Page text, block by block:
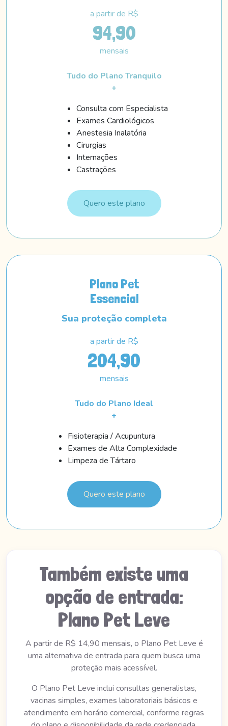
a partir de R$
94,90
mensais
Tudo do Plano Tranquilo
+
Consulta com Especialista
Exames Cardiológicos
Anestesia Inalatória
Cirurgias
Internações
Castrações
Quero este plano
Plano Pet
Essencial
Sua proteção completa
a partir de R$
204,90
mensais
Tudo do Plano Ideal
+
Fisioterapia / Acupuntura
Exames de Alta Complexidade
Limpeza de Tártaro
Quero este plano
Também existe uma
opção de entrada:
Plano Pet Leve
A partir de R$ 14,90 mensais, o Plano Pet Leve é
uma alternativa de entrada para quem busca uma
proteção mais acessível.
O Plano Pet Leve inclui consultas generalistas,
vacinas simples, exames laboratoriais básicos e
atendimento em horário comercial, conforme regras